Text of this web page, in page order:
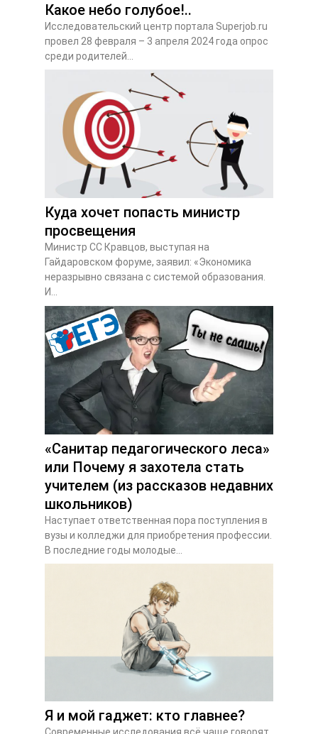
Какое небо голубое!..
Исследовательский центр портала Superjob.ru
провел 28 февраля – 3 апреля 2024 года опрос
среди родителей...
Куда хочет попасть министр
просвещения
Министр СС Кравцов, выступая на
Гайдаровском форуме, заявил: «Экономика
неразрывно связана с системой образования.
И...
«Санитар педагогического леса»
или Почему я захотела стать
учителем (из рассказов недавних
школьников)
Наступает ответственная пора поступления в
вузы и колледжи для приобретения профессии.
В последние годы молодые...
Я и мой гаджет: кто главнее?
Современные исследования всё чаще говорят